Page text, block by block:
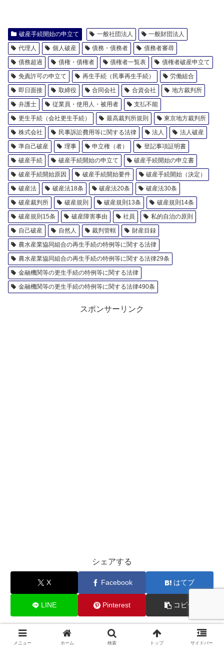
破産手続開始の申立て 一般社団法人
一般財団法人
代理人
個人破産 債務・債務者
債務者審尋
債務超過
債権・債権者 債権者一覧表
債権者破産申立て
免責許可の申立て
再生手続（民事再生手続）
労働組合
即日面接
取締役 合同会社 合資会社
地方裁判所
弁護士
従業員・使用人・被用者
支払不能
更生手続（会社更生手続）
最高裁判所規則
東京地方裁判所
株式会社
民事訴訟費用等に関する法律 法人
法人破産
準自己破産
理事 申立権（者）
登記事項証明書
破産手続
破産手続開始の申立て
破産手続開始の申立書
破産手続開始原因
破産手続開始要件
破産手続開始（決定）
破産法
破産法18条 破産法20条
破産法30条
破産裁判所
破産規則 破産規則13条
破産規則14条
破産規則15条
破産障害事由 社員
私的自治の原則
自己破産
自然人 裁判管轄
財産目録
農水産業協同組合の再生手続の特例等に関する法律
農水産業協同組合の再生手続の特例等に関する法律29条
金融機関等の更生手続の特例等に関する法律
金融機関等の更生手続の特例等に関する法律490条
スポンサーリンク
シェアする
X Facebook はてブ
LINE Pinterest コピー
法トリ（元弁護士）をフォローする
メニュー ホーム 検索 トップ サイドバー